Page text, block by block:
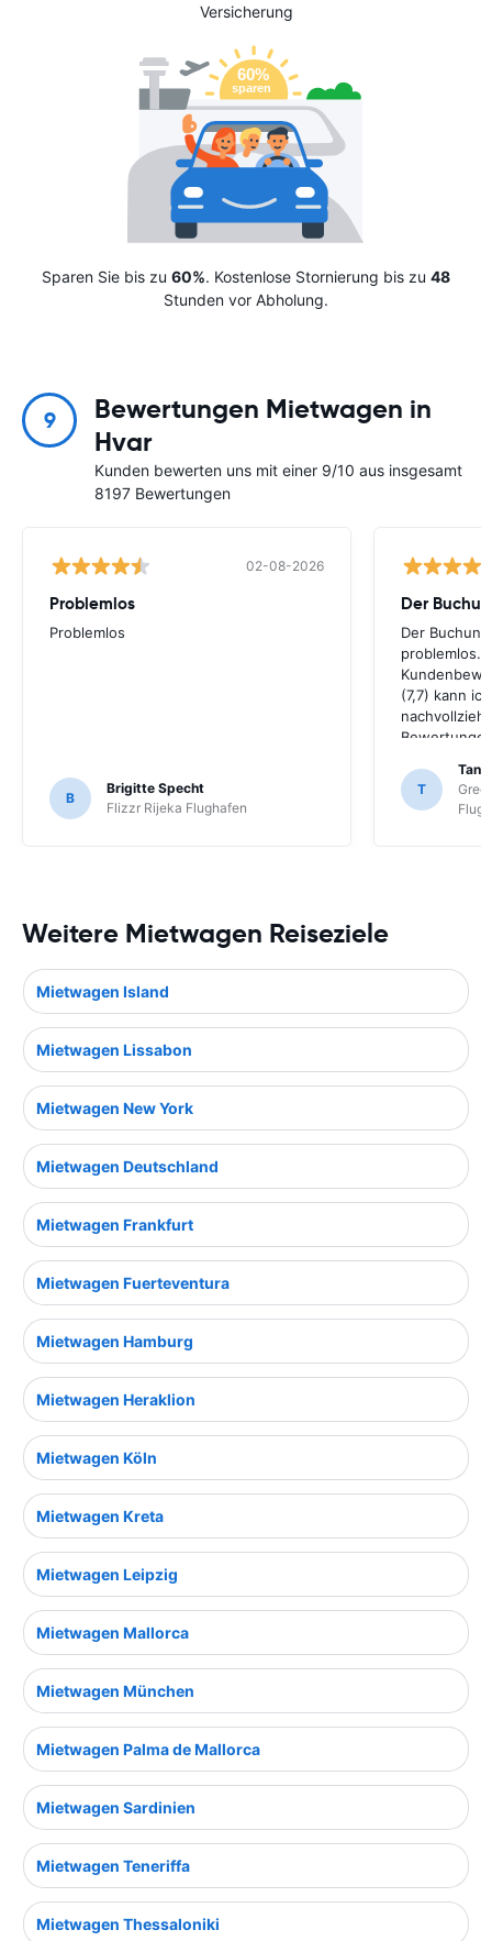
Versicherung
Sparen Sie bis zu 60%. Kostenlose Stornierung bis zu 48
Stunden vor Abholung.
9
Bewertungen Mietwagen in
Hvar
Kunden bewerten uns mit einer 9/10 aus insgesamt
8197 Bewertungen
02-08-2026
Problemlos
Problemlos
B
Brigitte Specht
Flizzr Rijeka Flughafen
Der
problemlos.
(7,7) kann
bei nur 2,2
werde ich
Vermieters
T
Weitere Mietwagen Reiseziele
Mietwagen Island
Mietwagen Lissabon
Mietwagen New York
Mietwagen Deutschland
Mietwagen Frankfurt
Mietwagen Fuerteventura
Mietwagen Hamburg
Mietwagen Heraklion
Mietwagen Köln
Mietwagen Kreta
Mietwagen Leipzig
Mietwagen Mallorca
Mietwagen München
Mietwagen Palma de Mallorca
Mietwagen Sardinien
Mietwagen Teneriffa
Mietwagen Thessaloniki